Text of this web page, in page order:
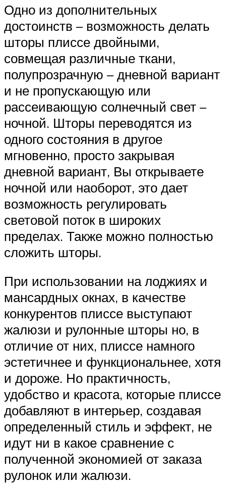
Одно из дополнительных
достоинств – возможность делать
шторы плиссе двойными,
совмещая различные ткани,
полупрозрачную – дневной вариант
и не пропускающую или
рассеивающую солнечный свет –
ночной. Шторы переводятся из
одного состояния в другое
мгновенно, просто закрывая
дневной вариант, Вы открываете
ночной или наоборот, это дает
возможность регулировать
световой поток в широких
пределах. Также можно полностью
сложить шторы.
При использовании на лоджиях и
мансардных окнах, в качестве
конкурентов плиссе выступают
жалюзи и рулонные шторы но, в
отличие от них, плиссе намного
эстетичнее и функциональнее, хотя
и дороже. Но практичность,
удобство и красота, которые плиссе
добавляют в интерьер, создавая
определенный стиль и эффект, не
идут ни в какое сравнение с
полученной экономией от заказа
рулонок или жалюзи.